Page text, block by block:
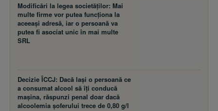
Modificări la legea societăţilor: Mai
multe firme vor putea funcţiona la
aceeaşi adresă, iar o persoană va
putea fi asociat unic în mai multe
SRL
Decizie ÎCCJ: Dacă laşi o persoană ce
a consumat alcool să îţi conducă
maşina, răspunzi penal doar dacă
alcoolemia şoferului trece de 0,80 g/l